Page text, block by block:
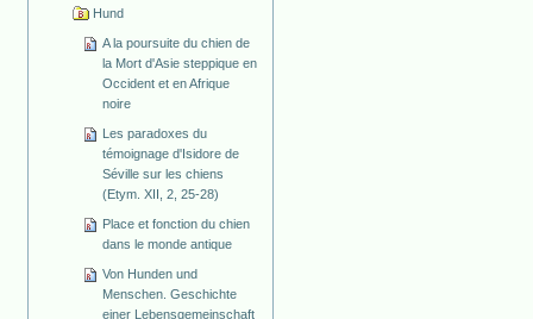
Hund
A la poursuite du chien de
la Mort d'Asie steppique en
Occident et en Afrique
noire
Les paradoxes du
témoignage d'Isidore de
Séville sur les chiens
(Etym. XII, 2, 25-28)
Place et fonction du chien
dans le monde antique
Von Hunden und
Menschen. Geschichte
einer Lebensgemeinschaft